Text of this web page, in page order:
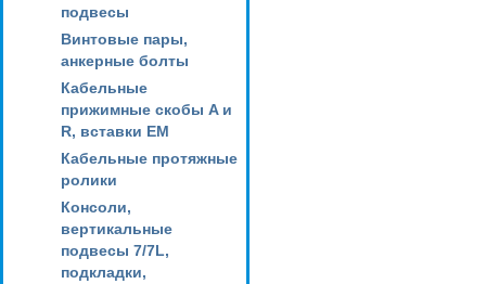
подвесы
Винтовые пары,
анкерные болты
Кабельные
прижимные скобы A и
R, вставки EM
Кабельные протяжные
ролики
Консоли,
вертикальные
подвесы 7/7L,
подкладки,